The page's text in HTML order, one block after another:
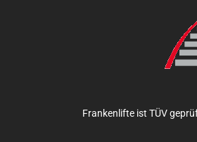
Frankenlifte ist TÜV